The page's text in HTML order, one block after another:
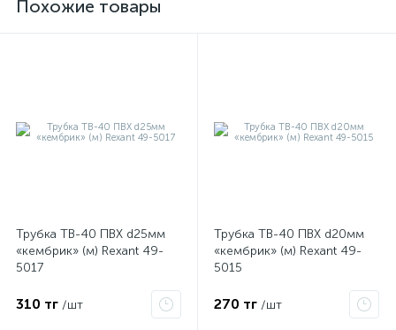
Похожие товары
Трубка ТВ-40 ПВХ d25мм
«кембрик» (м) Rexant 49-
5017
310 тг /шт
Трубка ТВ-40 ПВХ d20мм
«кембрик» (м) Rexant 49-
5015
270 тг /шт